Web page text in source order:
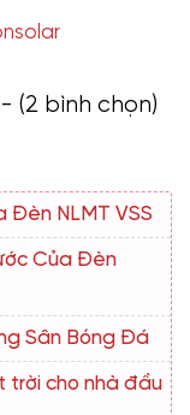
(2 bình chọn)
Đèn NLMT VSS
Của Đèn
Sân Bóng Đá
trời cho nhà đầu